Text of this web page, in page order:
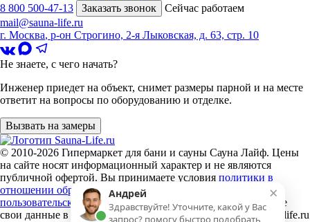
8 800 500-47-13
Заказать звонок
Сейчас работаем
mail@sauna-life.ru
г. Москва, р-он Строгино, 2-я Лыковская, д. 63, стр. 10
Не знаете, с чего начать?
Инженер приедет на объект, снимет размеры парной и на месте
ответит на вопросы по оборудованию и отделке.
Вызвать на замеры
© 2010-2026 Гипермаркет для бани и сауны Сауна Лайф. Цены
на сайте носят информационный характер и не являются
публичной офертой. Вы принимаете условия политики в
отношении обработки персональных данных
пользовательского соглашения
каждый раз, когда оставляете
свои данные в любой форме обратной связи на сайте sauna-life.ru
×
Андрей
Здравствуйте! Уточните, какой у Вас
запрос? помогу быстро подобрать